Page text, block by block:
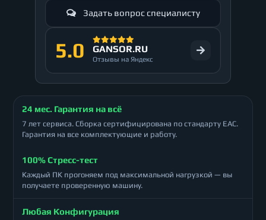
Задать вопрос специалисту
5.0 GANSOR.RU
Отзывы на Яндекс
24 мес. Гарантия на всё
7 лет сервиса. Сборка сертифицирована по стандарту ЕАС.
Гарантия на все комплектующие и работу.
100% Стресс-тест
Каждый ПК прогоняем под максимальной нагрузкой — вы
получаете проверенную машину.
Любая Конфигурация